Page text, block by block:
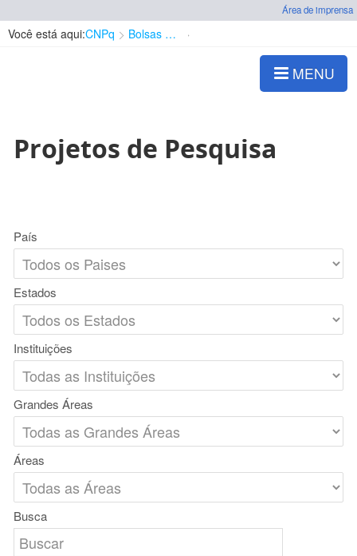
Área de imprensa
Você está aqui:CNPq Bolsas e Auxílios Vigentes
MENU
Projetos de Pesquisa
País
Estados
Instituições
Grandes Áreas
Áreas
Busca